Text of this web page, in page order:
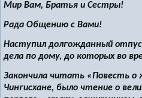
Мир Вам, Братья и Сестры!
Рада Общению с Вами!
Наступил долгожданный
дела по дому, до которых во
Закончила читать «Повесть о
Чингисхане, было чтение о